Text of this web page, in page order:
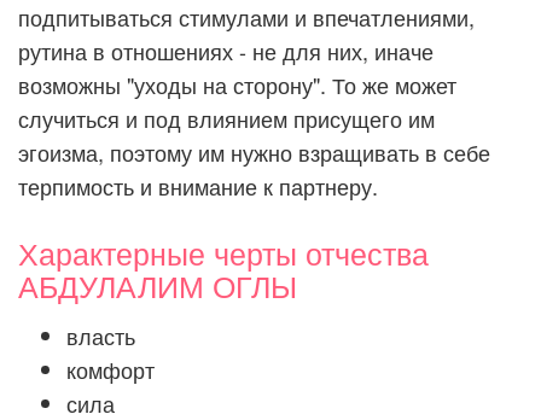
подпитываться стимулами и впечатлениями,
рутина в отношениях - не для них, иначе
возможны "уходы на сторону". То же может
случиться и под влиянием присущего им
эгоизма, поэтому им нужно взращивать в себе
терпимость и внимание к партнеру.
Характерные черты отчества
АБДУЛАЛИМ ОГЛЫ
власть
комфорт
сила